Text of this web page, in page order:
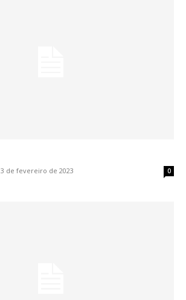
3 de fevereiro de 2023 0